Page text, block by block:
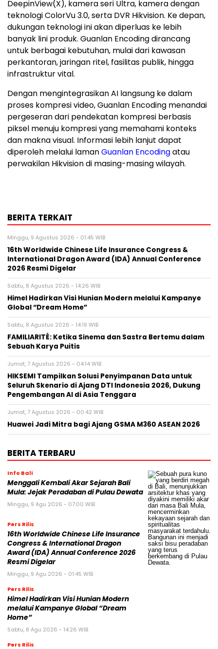
DeepinView(X), kamera seri Ultra, kamera dengan
teknologi ColorVu 3.0, serta DVR Hikvision. Ke depan,
dukungan teknologi ini akan diperluas ke lebih
banyak lini produk. Guanlan Encoding dirancang
untuk berbagai kebutuhan, mulai dari kawasan
perkantoran, jaringan ritel, fasilitas publik, hingga
infrastruktur vital.
Dengan mengintegrasikan AI langsung ke dalam
proses kompresi video, Guanlan Encoding menandai
pergeseran dari pendekatan kompresi berbasis
piksel menuju kompresi yang memahami konteks
dan makna visual. Informasi lebih lanjut dapat
diperoleh melalui lamanGuanlan Encodingatau
perwakilan Hikvision di masing-masing wilayah.
BERITA TERKAIT
Minggu, 9 Agustus 2026 - 01:45 WIB
16th Worldwide Chinese Life Insurance Congress &
International Dragon Award (IDA) Annual Conference
2026 Resmi Digelar
Sabtu, 8 Agustus 2026 - 14:26 WIB
Himel Hadirkan Visi Hunian Modern melalui Kampanye
Global “Dream Home”
Sabtu, 8 Agustus 2026 - 14:19 WIB
FAMILIARITÉ: Ketika Sinema dan Sastra Bertemu dalam
Sebuah Karya Puitis
Jumat, 7 Agustus 2026 - 04:14 WIB
HIKSEMI Tampilkan Solusi Penyimpanan Data untuk
Seluruh Skenario di Ajang DTI Indonesia 2026, Dukung
Pengembangan AI di Asia Tenggara
Jumat, 7 Agustus 2026 - 00:42 WIB
Huawei Jadi Mitra bagi Ajang GSMA M360 ASEAN 2026
BERITA TERBARU
Info Bali
Menggali Kembali Akar Sejarah Bali
Mula: Jejak Peradaban di Pulau Dewata
Minggu, 9 Agu 2026 - 07:00 WIB
Pers Rilis
16th Worldwide Chinese Life Insurance
Congress & International Dragon
Award (IDA) Annual Conference 2026
Resmi Digelar
Minggu, 9 Agu 2026 - 01:45 WIB
Pers Rilis
Himel Hadirkan Visi Hunian Modern
melalui Kampanye Global “Dream
Home”
Sabtu, 8 Agu 2026 - 14:26 WIB
Pers Rilis